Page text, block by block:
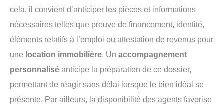
cela, il convient d’anticiper les pièces et informations
nécessaires telles que preuve de financement, identité,
éléments relatifs à l’emploi ou attestation de revenus pour
une location immobilière. Un accompagnement
personnalisé anticipe la préparation de ce dossier,
permettant de réagir sans délai lorsque le bien idéal se
présente. Par ailleurs, la disponibilité des agents favorise